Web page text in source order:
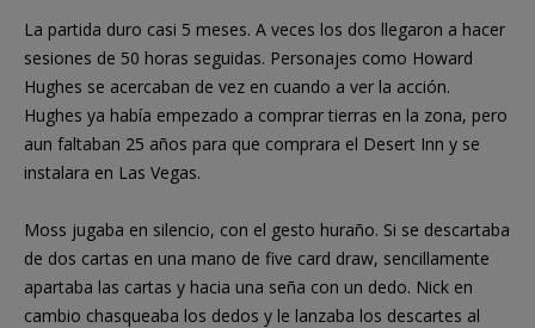
La partida duro casi 5 meses. A veces los dos llegaron a hacer
sesiones de 50 horas seguidas. Personajes como Howard
Hughes se acercaban de vez en cuando a ver la acción.
Hughes ya había empezado a comprar tierras en la zona, pero
aun faltaban 25 años para que comprara el Desert Inn y se
instalara en Las Vegas.
Moss jugaba en silencio, con el gesto huraño. Si se descartaba
de dos cartas en una mano de five card draw, sencillamente
apartaba las cartas y hacia una seña con un dedo. Nick en
cambio chasqueaba los dedos y le lanzaba los descartes al